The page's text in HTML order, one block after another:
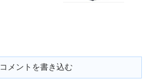
コメントを書き込む